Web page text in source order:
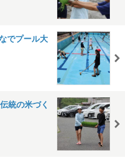
でプール大
統の米づく